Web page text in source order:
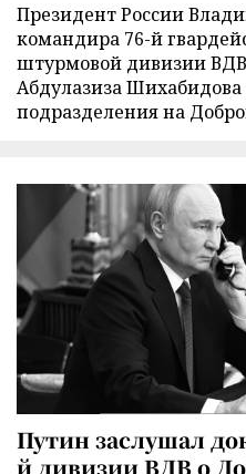
Президент России
командира 76-й
штурмовой дивизии
Абдулазиза Шихабидова
подразделения на
Путин заслушал
й дивизии ВДВ о